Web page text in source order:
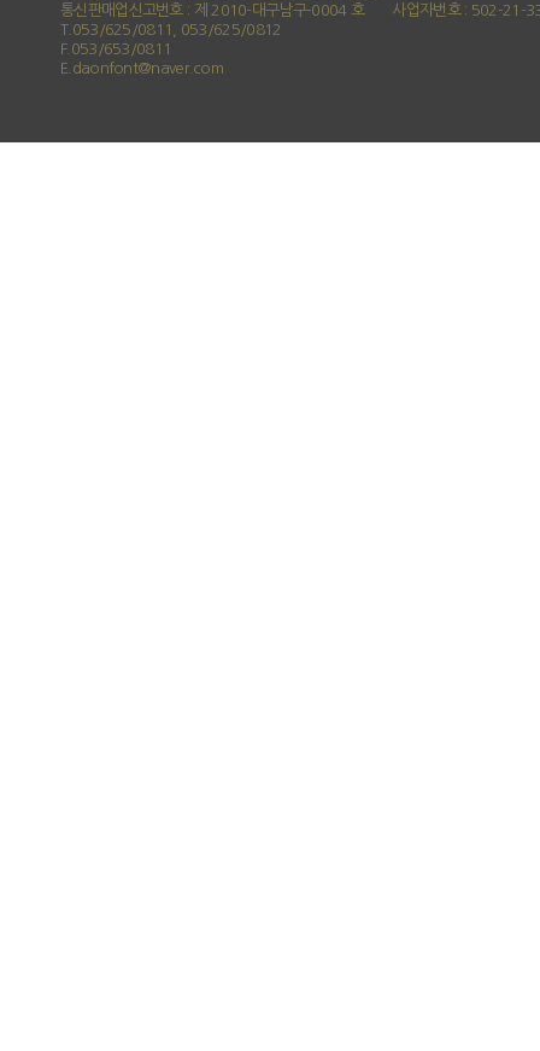
통신판매업신고번호 : 제 2010-대구남구-0004 호
사업자번호 : 502-21-
T.053/625/0811, 053/625/0812
F.053/653/0811
E.daonfont@naver.com